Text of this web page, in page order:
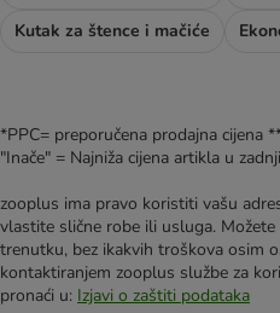
Kutak za štence i mačiće
*PPC= preporučena prodajna cijena
"Inače" = Najniža cijena artikla u
zooplus ima pravo koristiti vašu
vlastite slične robe ili usluga.
trenutku, bez ikakvih troškova osim
kontaktiranjem zooplus službe za
pronaći u: Izjavi o zaštiti podataka